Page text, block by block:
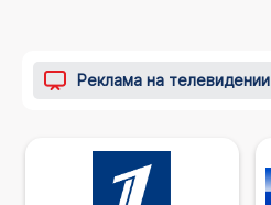
Реклама на телевидении